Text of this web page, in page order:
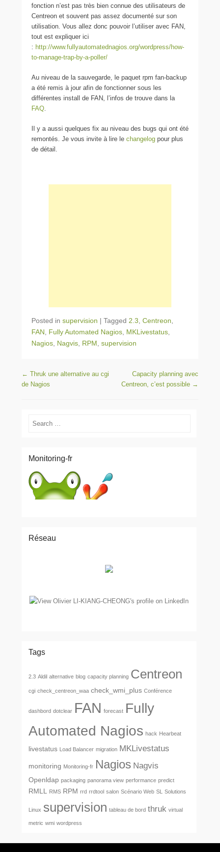
fonction n’est pas très bien connue des utilisateurs de
Centreon et souvent pas assez documenté sur son
utilisation. Vous allez donc pouvoir l’utiliser avec FAN,
tout est expliquer ici
: http://www.fullyautomatednagios.org/wordpress/how-
to-manage-trap-by-a-poller/
Au niveau de la sauvegarde, le paquet rpm fan-backup
a été remis à jour afin de fonctionner sous les
différentes install de FAN, l’infos de trouve dans la
FAQ.
Il y a aussi quelques fix au niveau des bugs qui ont été
remontés. Je vous invite à lire le changelog pour plus
de détail.
Posted in supervision | Tagged 2.3, Centreon,
FAN, Fully Automated Nagios, MKLivestatus,
Nagios, Nagvis, RPM, supervision
Post navigation
← Thruk une alternative au cgi
de Nagios
Capacity planning avec
Centreon, c’est possible →
Search
Monitoring-fr
Réseau
Tags
2.3 Aldil alternative blog capacity planning Centreon
cgi check_centreon_waa check_wmi_plus Conférence
dashbord dotclear FAN forecast Fully
Automated Nagios hack Hearbeat
livestatus Load Balancer migration MKLivestatus
monitoring Monitoring-fr Nagios Nagvis
Openldap packaging panorama view performance predict
RMLL RMS RPM rrd rrdtool salon Scénario Web SL Solutions
Linux supervision tableau de bord thruk virtual
metric wmi wordpress